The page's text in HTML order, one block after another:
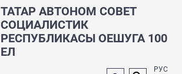
ТАТАР АВТОНОМ СОВЕТ
СОЦИАЛИСТИК
РЕСПУБЛИКАСЫ ОЕШУГА 100
ЕЛ
РУС